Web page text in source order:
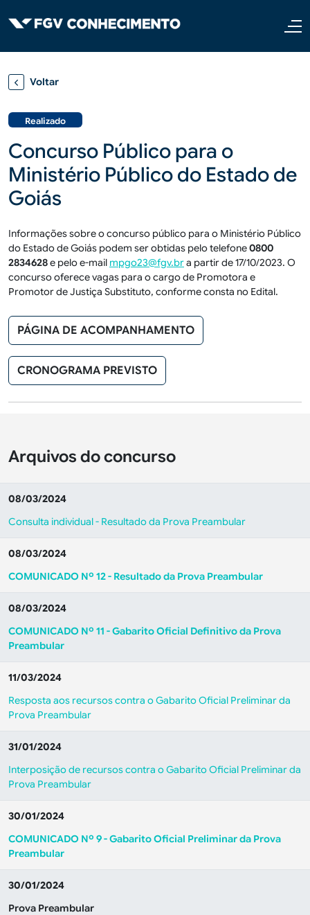
Voltar
Realizado
Concurso Público para o
Ministério Público do Estado de
Goiás
Informações sobre o concurso público para o Ministério Público
do Estado de Goiás podem ser obtidas pelo telefone0800
2834628e pelo e-mail mpgo23@fgv.bra partir de 17/10/2023. O
concurso oferece vagas para o cargo de Promotora e
Promotor de Justiça Substituto, conforme consta no Edital.
PÁGINA DE ACOMPANHAMENTO
CRONOGRAMA PREVISTO
Arquivos do concurso
08/03/2024
Consulta individual - Resultado da Prova Preambular
08/03/2024
COMUNICADO Nº 12 - Resultado da Prova Preambular
08/03/2024
COMUNICADO Nº 11 - Gabarito Oficial Definitivo da Prova
Preambular
11/03/2024
Resposta aos recursos contra o Gabarito Oficial Preliminar da
Prova Preambular
31/01/2024
Interposição de recursos contra o Gabarito Oficial Preliminar da
Prova Preambular
30/01/2024
COMUNICADO Nº 9 - Gabarito Oficial Preliminar da Prova
Preambular
30/01/2024
Prova Preambular